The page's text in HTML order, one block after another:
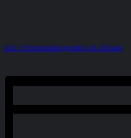
Alle Veranstaltungsinfos & Ablauf